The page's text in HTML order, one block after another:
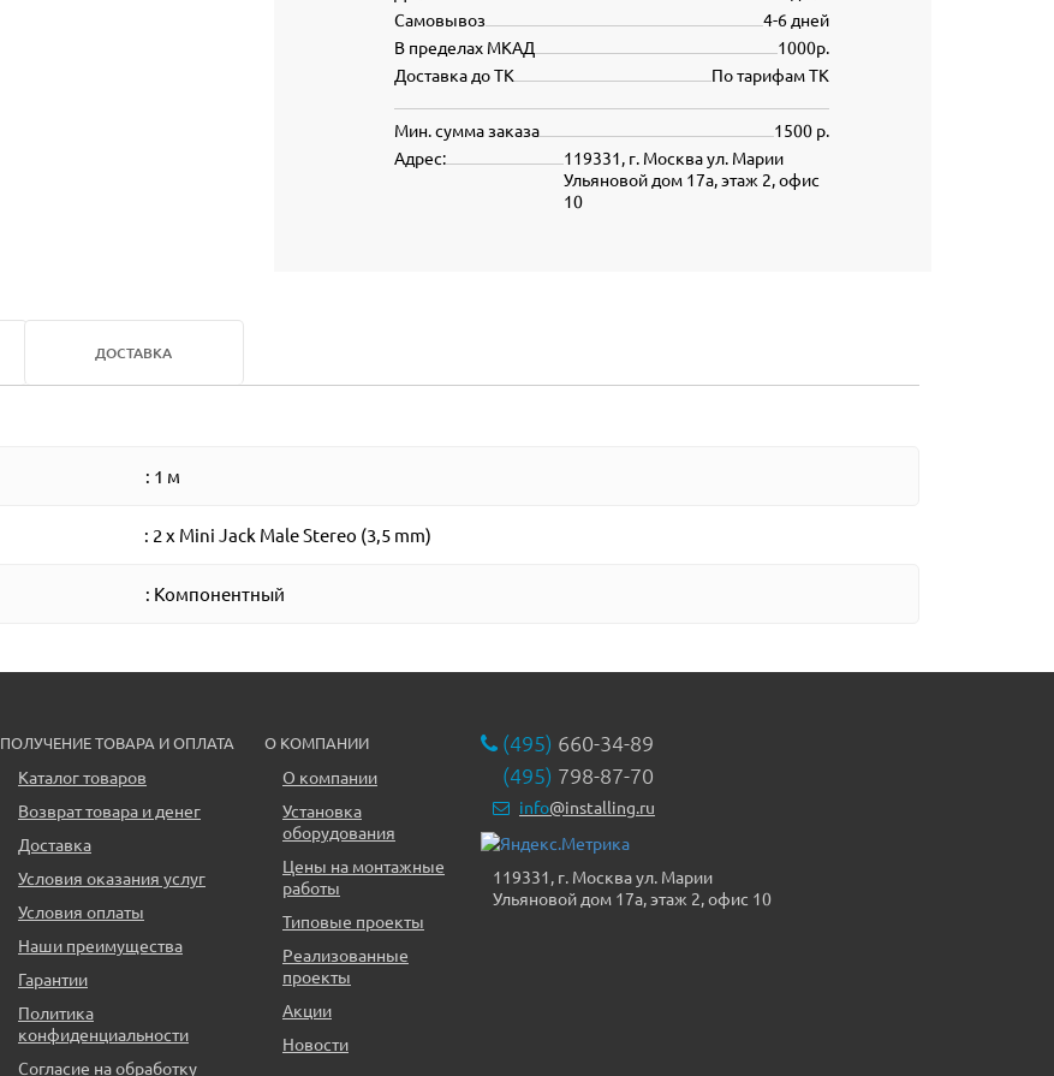
4-6 дней
Самовывоз
1000р.
В пределах МКАД
По тарифам ТК
Доставка до ТК
1500 р.
Мин. сумма заказа
119331, г. Москва ул. Марии
Ульяновой дом 17а, этаж 2, офис
10
Адрес:
ДОСТАВКА
: 1 м
: 2 x Mini Jack Male Stereo (3,5 mm)
: Компонентный
ПОЛУЧЕНИЕ ТОВАРА И ОПЛАТА
Каталог товаров
Возврат товара и денег
Доставка
Условия оказания услуг
Условия оплаты
Наши преимущества
Гарантии
Политика
конфиденциальности
Согласие на обработку
О КОМПАНИИ
О компании
Установка
оборудования
Цены на монтажные
работы
Типовые проекты
Реализованные
проекты
Акции
Новости
(495) 660-34-89
(495) 798-87-70
info@installing.ru
119331, г. Москва ул. Марии
Ульяновой дом 17а, этаж 2, офис 10